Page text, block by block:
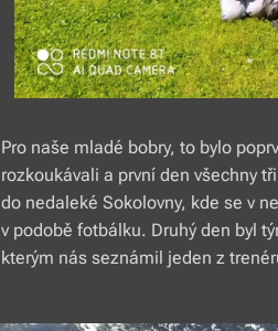
Pro naše mladé bobry, to bylo
rozkoukávali a první den všechny
do nedaleké Sokolovny, kde se v
v podobě fotbálku. Druhý den byl
kterým nás seznámil jeden z